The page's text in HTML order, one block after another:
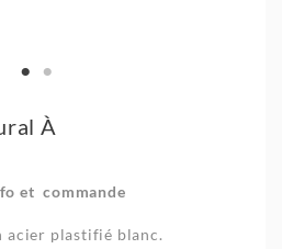
À
et commande
acier plastifié blanc.